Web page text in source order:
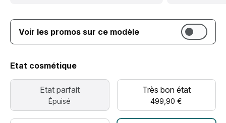
Voir les promos sur ce modèle
Etat cosmétique
Etat parfait
Épuisé
Très bon état
499,90 €